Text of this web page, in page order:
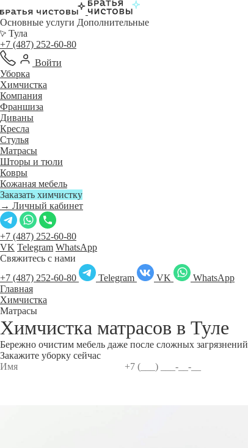
Основные услуги Дополнительные
Тула
+7 (487) 252-60-80
Войти
Уборка
Химчистка
Компания
Франшиза
Диваны
Кресла
Стулья
Матрасы
Шторы и тюли
Ковры
Кожаная мебель
Заказать химчистку
→ Личный кабинет
+7 (487) 252-60-80
VK Telegram WhatsApp
Свяжитесь с нами
+7 (487) 252-60-80
Telegram VK
WhatsApp
Главная
Химчистка
Матрасы
Химчистка матрасов в Туле
Бережно очистим мебель даже после сложных загрязнений
Закажите уборку сейчас